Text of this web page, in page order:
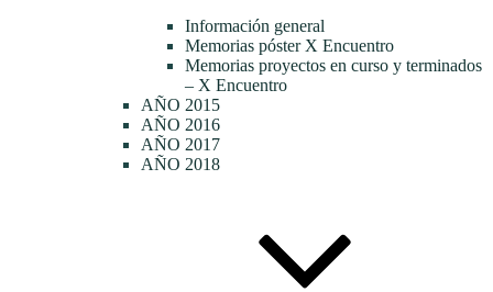
Información general
Memorias póster X Encuentro
Memorias proyectos en curso y terminados
– X Encuentro
AÑO 2015
AÑO 2016
AÑO 2017
AÑO 2018